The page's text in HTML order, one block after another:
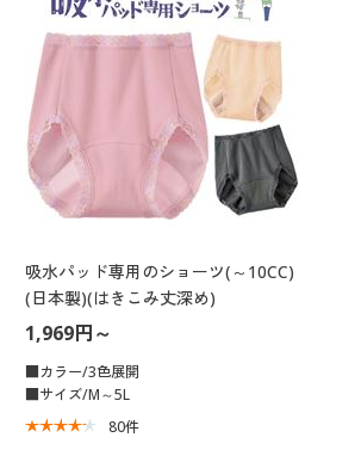
吸水パッド専用のショーツ(～10CC)
(日本製)(はきこみ丈深め)
1,969円～
■カラー/3色展開
■サイズ/M～5L
80件